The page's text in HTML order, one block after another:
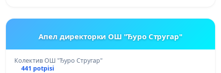
Апел директорки ОШ "Ђуро Стругар"
Колектив ОШ "Ђуро Стругар"
441 potpisi